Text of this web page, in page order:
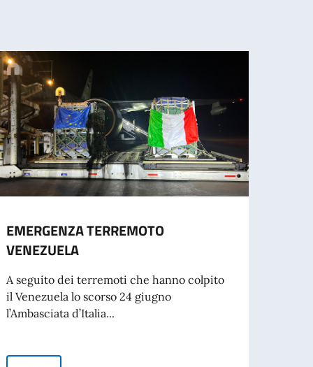
EMERGENZA TERREMOTO
VENEZUELA
A seguito dei terremoti che hanno colpito
il Venezuela lo scorso 24 giugno
l’Ambasciata d’Italia...